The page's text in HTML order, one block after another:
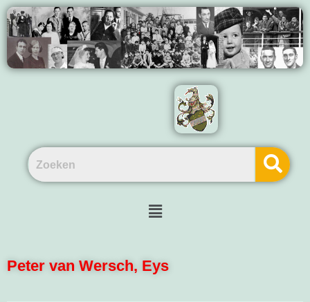
Peter van Wersch, Eys